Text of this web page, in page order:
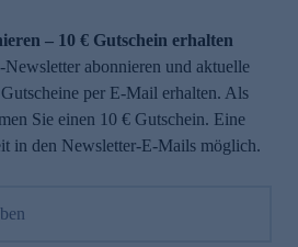
– 10 € Gutschein erhalten
abonnieren und aktuelle
per E-Mail erhalten. Als
Sie einen 10 € Gutschein. Eine
in den Newsletter-E-Mails möglich.